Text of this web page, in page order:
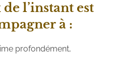
l’instant est
à :
profondément,